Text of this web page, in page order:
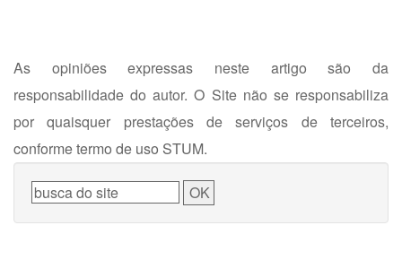
As opiniões expressas neste artigo são da
responsabilidade do autor. O Site não se responsabiliza
por quaisquer prestações de serviços de terceiros,
conforme termo de uso STUM.